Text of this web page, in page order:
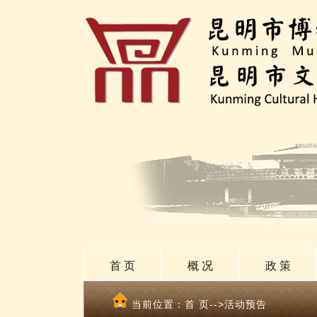
首 页 概 况 政 策
当前位置： 首 页-->活动预告